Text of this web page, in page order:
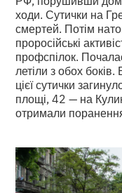
ходи. Сутички на
смертей. Потім
проросійські
профспілок.
летіли з обох боків.
цієї сутички
площі, 42 — на
отримали